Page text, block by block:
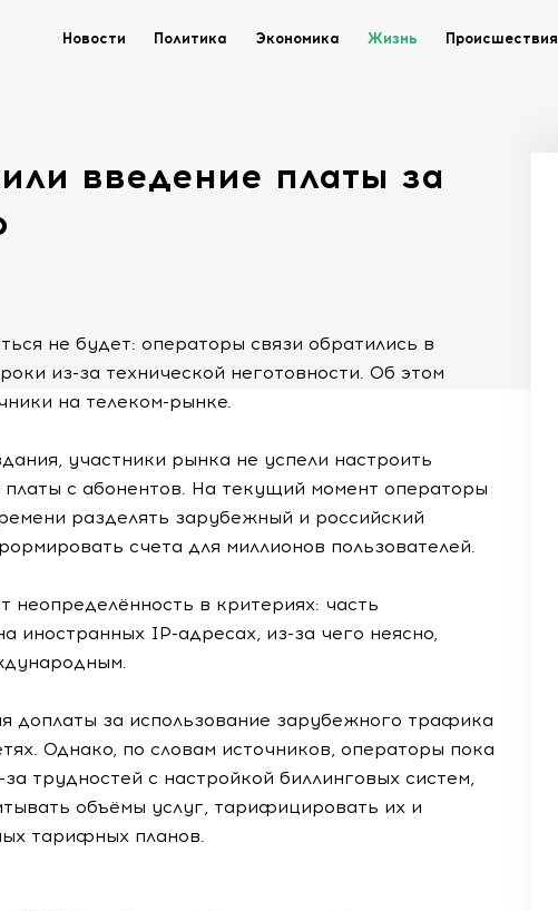
Новости Политика Экономика Жизнь Происшествия
введение платы за
не будет: операторы связи обратились в
из-за технической неготовности. Об этом
на телеком-рынке.
участники рынка не успели настроить
с абонентов. На текущий момент операторы
разделять зарубежный и российский
счета для миллионов пользователей.
в критериях: часть
иностранных IP-адресах, из-за чего неясно,
доплаты за использование зарубежного трафика
Однако, по словам источников, операторы пока
трудностей с настройкой биллинговых систем,
объёмы услуг, тарифицировать их и
тарифных планов.